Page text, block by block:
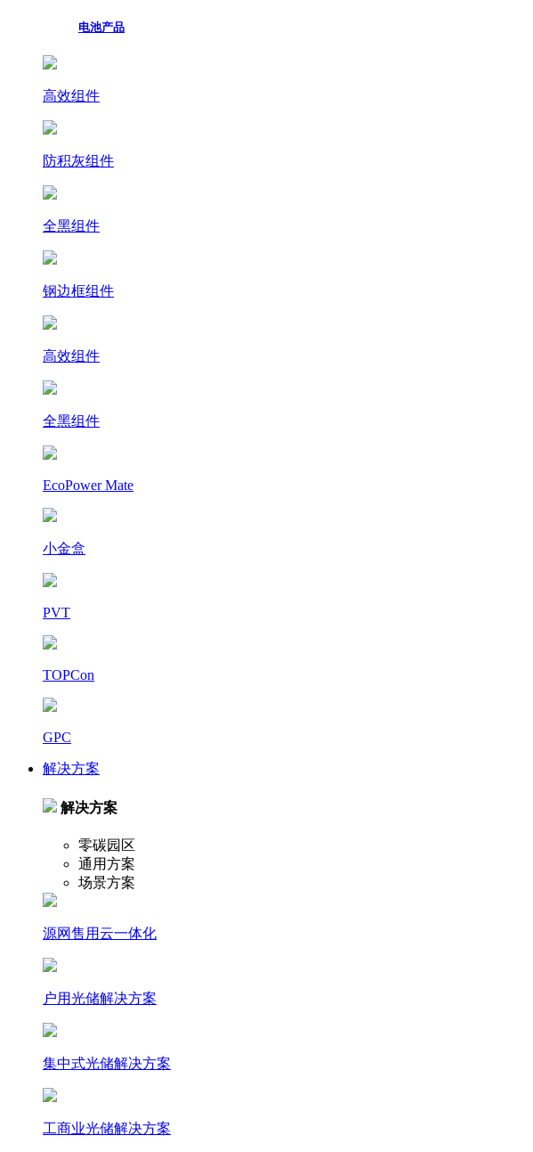
电池产品
高效组件
防积灰组件
全黑组件
钢边框组件
高效组件
全黑组件
EcoPower Mate
小金盒
PVT
TOPCon
GPC
解决方案
解决方案
零碳园区
通用方案
场景方案
源网售用云一体化
户⽤光储解决⽅案
集中式光储解决⽅案
⼯商业光储解决⽅案